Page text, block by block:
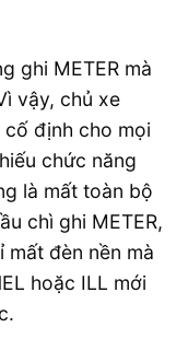
ghi METER mà
vậy, chủ xe
định cho mọi
chức năng
là mất toàn bộ
chì ghi METER,
mất đèn nền mà
hoặc ILL mới